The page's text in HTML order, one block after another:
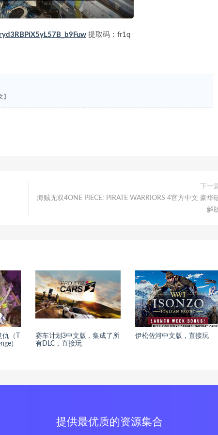
提取码：fr1q
下一
海贼无双4ONE PIECE: PIRATE WARRIORS 4官方中文 豪华
解
（T
）
赛车计划3中文版，集成了所
有DLC，直接玩
伊松佐河中文版，直接玩
提供最优质的资源集合